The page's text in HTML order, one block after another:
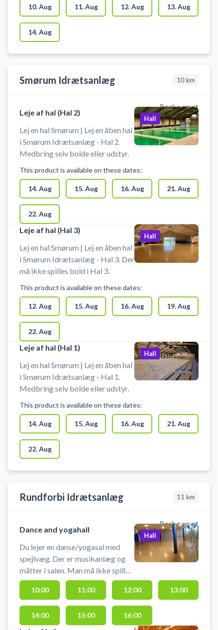
Yoga, Gymnastik, Idræt & Motion,
Max antal personer: 100
10. Aug 11. Aug 12. Aug 13. Aug
14. Aug
Smørum Idrætsanlæg 10 km
Book a court
Leje af hal (Hal 2)
Lej en hal Smørum | Lej en åben hal
i Smørum Idrætsanlæg - Hal 2.
Medbring selv bolde eller udstyr.
Hall
This product is available on these dates:
14. Aug 15. Aug 16. Aug 21. Aug
22. Aug
Leje af hal (Hal 3)
Lej en hal Smørum | Lej en åben hal
i Smørum Idrætsanlæg - Hal 3. Der
må ikke spilles bold i Hal 3.
Hall
This product is available on these dates:
12. Aug 15. Aug 16. Aug 19. Aug
22. Aug
Leje af hal (Hal 1)
Lej en hal Smørum | Lej en åben hal
i Smørum Idrætsanlæg - Hal 1.
Medbring selv bolde eller udstyr.
Hall
This product is available on these dates:
14. Aug 15. Aug 16. Aug 21. Aug
22. Aug
Rundforbi Idrætsanlæg 11 km
Book a court
Dance and yogahall
Du lejer en danse/yogasal med
spejlvæg. Der er musikanlæg og
måtter i salen. Man må ikke spille
med bold i salen. Der er mulighed
for omklædning og bad
Hall
10:00 11:00 12:00 13:00
14:00 15:00 16:00